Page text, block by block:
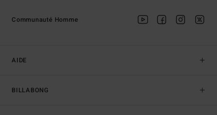
AIDE
BILLABONG
Communauté Homme